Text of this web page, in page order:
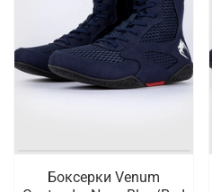
Боксерки Venum